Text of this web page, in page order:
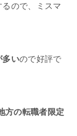
ので、ミスマ
多いので好評で
方の転職者限定